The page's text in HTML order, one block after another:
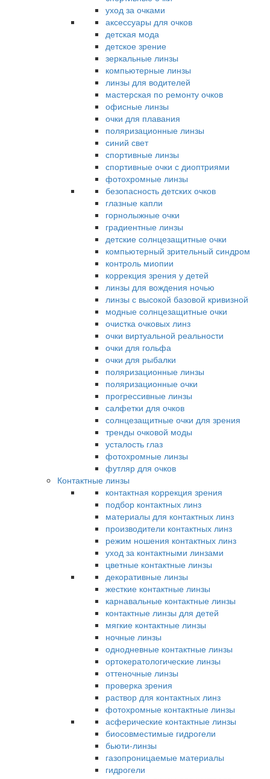
уход за очками
аксессуары для очков
детская мода
детское зрение
зеркальные линзы
компьютерные линзы
линзы для водителей
мастерская по ремонту очков
офисные линзы
очки для плавания
поляризационные линзы
синий свет
спортивные линзы
спортивные очки с диоптриями
фотохромные линзы
безопасность детских очков
глазные капли
горнолыжные очки
градиентные линзы
детские солнцезащитные очки
компьютерный зрительный синдром
контроль миопии
коррекция зрения у детей
линзы для вождения ночью
линзы с высокой базовой кривизной
модные солнцезащитные очки
очистка очковых линз
очки виртуальной реальности
очки для гольфа
очки для рыбалки
поляризационные линзы
поляризационные очки
прогрессивные линзы
салфетки для очков
солнцезащитные очки для зрения
тренды очковой моды
усталость глаз
фотохромные линзы
футляр для очков
Контактные линзы
контактная коррекция зрения
подбор контактных линз
материалы для контактных линз
производители контактных линз
режим ношения контактных линз
уход за контактными линзами
цветные контактные линзы
декоративные линзы
жесткие контактные линзы
карнавальные контактные линзы
контактные линзы для детей
мягкие контактные линзы
ночные линзы
однодневные контактные линзы
ортокератологические линзы
оттеночные линзы
проверка зрения
раствор для контактных линз
фотохромные контактные линзы
асферические контактные линзы
биосовместимые гидрогели
бьюти-линзы
газопроницаемые материалы
гидрогели